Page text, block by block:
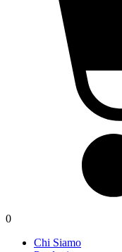
0
Chi Siamo